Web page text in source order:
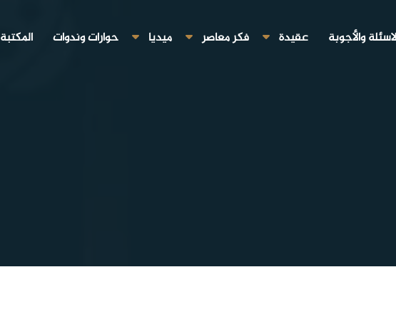
والأجوبة عقيدة فكر معاصر ميديا حوارات وندوات المكتبة